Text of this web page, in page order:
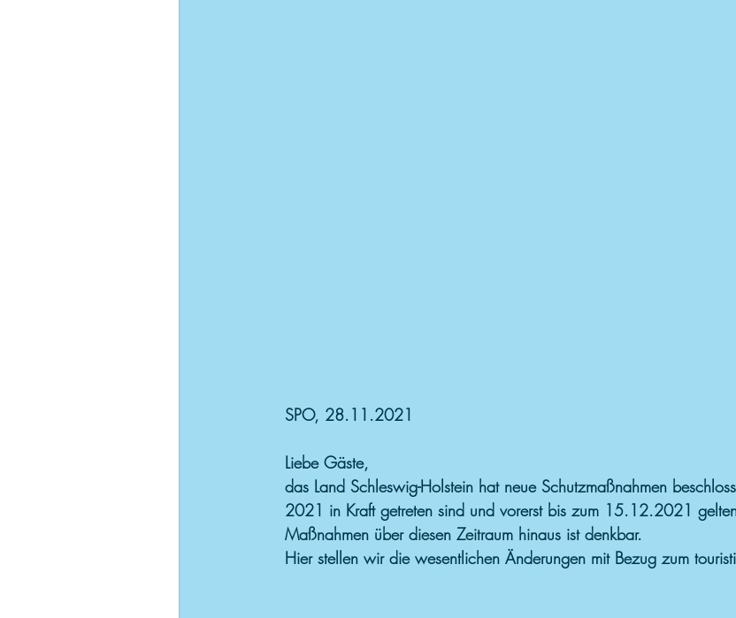
SPO, 28.11.2021
Liebe Gäste,
das Land Schleswig-Holstein hat neue Schutzmaßnahmen
2021 in Kraft getreten sind und vorerst bis zum 15.12.2021
Maßnahmen über diesen Zeitraum hinaus ist denkbar.
Hier stellen wir die wesentlichen Änderungen mit Bezug zum